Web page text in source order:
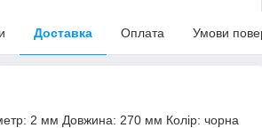
Доставка Оплата Умови
2 мм Довжина: 270 мм Колір: чорна